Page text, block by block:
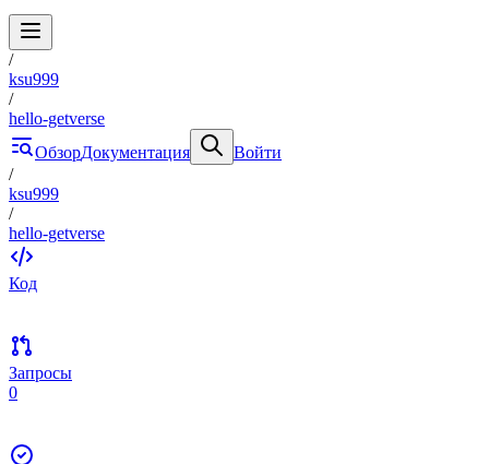
/
ksu999
/
hello-getverse
ОбзорДокументация
Войти
/
ksu999
/
hello-getverse
Код
Запросы
0